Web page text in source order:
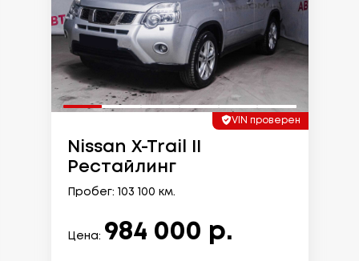
VIN проверен
Nissan X-Trail II
Рестайлинг
Пробег: 103 100 км.
Цена: 984 000 р.